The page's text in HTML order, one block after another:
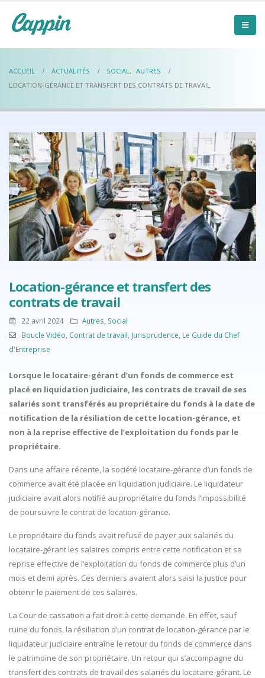
ACCUEIL ACTUALITÉS SOCIAL, AUTRES
LOCATION-GÉRANCE ET TRANSFERT DES CONTRATS DE TRAVAIL
Location-gérance et transfert des
contrats de travail
22 avril 2024 Autres Social
Boucle Vidéo Contrat de travail Jurisprudence Le Guide du Chef
d'Entreprise
Lorsque le locataire-gérant d’un fonds de commerce est
placé en liquidation judiciaire, les contrats de travail de ses
salariés sont transférés au propriétaire du fonds à la date de
notification de la résiliation de cette location-gérance, et
non à la reprise effective de l’exploitation du fonds par le
propriétaire.
Dans une affaire récente, la société locataire-gérante d’un fonds de
commerce avait été placée en liquidation judiciaire. Le liquidateur
judiciaire avait alors notifié au propriétaire du fonds l’impossibilité
de poursuivre le contrat de location-gérance.
Le propriétaire du fonds avait refusé de payer aux salariés du
locataire-gérant les salaires compris entre cette notification et sa
reprise effective de l’exploitation du fonds de commerce plus d’un
mois et demi après. Ces derniers avaient alors saisi la justice pour
obtenir le paiement de ces salaires.
La Cour de cassation a fait droit à cette demande. En effet, sauf
ruine du fonds, la résiliation d’un contrat de location-gérance par le
liquidateur judiciaire entraîne le retour du fonds de commerce dans
le patrimoine de son propriétaire. Un retour qui s’accompagne du
transfert des contrats de travail des salariés du locataire-gérant. Le